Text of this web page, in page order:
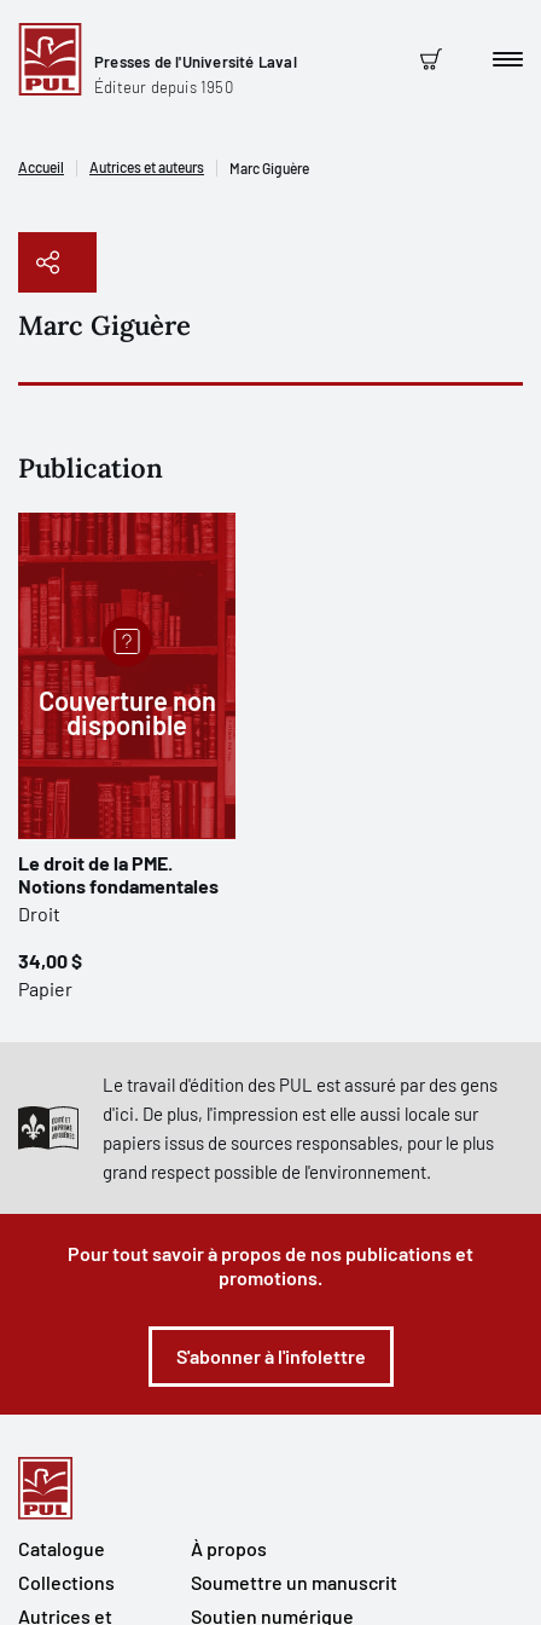
Presses de l'Université Laval
Éditeur depuis 1950
Panier
Accueil Autrices et auteurs Marc Giguère
Marc Giguère
Publication
Couverture non
disponible
Le droit de la PME.
Notions fondamentales
Droit
34,00 $
Papier
Le travail d'édition des PUL est assuré par des gens
d'ici. De plus, l'impression est elle aussi locale sur
papiers issus de sources responsables, pour le plus
grand respect possible de l'environnement.
Pour tout savoir à propos de nos publications et
promotions.
S'abonner à l'infolettre
Catalogue
Collections
Autrices et
À propos
Soumettre un manuscrit
Soutien numérique